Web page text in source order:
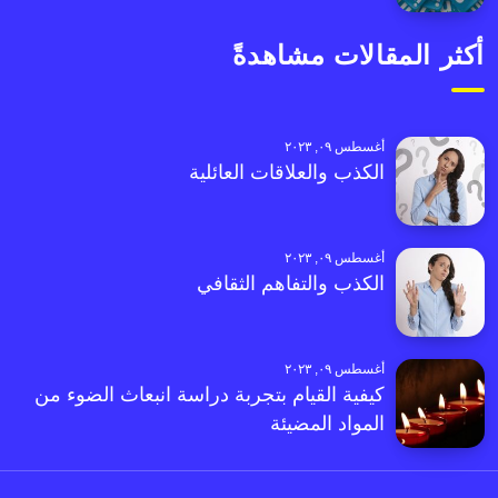
أكثر المقالات مشاهدةً
أغسطس ٠٩, ٢٠٢٣
الكذب والعلاقات العائلية
أغسطس ٠٩, ٢٠٢٣
الكذب والتفاهم الثقافي
أغسطس ٠٩, ٢٠٢٣
كيفية القيام بتجربة دراسة انبعاث الضوء من
المواد المضيئة